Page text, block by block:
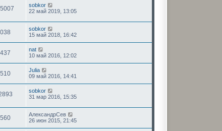
sobkor
22 май 2019, 13:05
sobkor
15 май 2018, 16:42
nat
10 май 2016, 12:02
Julia
09 май 2016, 14:41
sobkor
31 мар 2016, 15:35
АлександрСев
26 июн 2015, 21:45